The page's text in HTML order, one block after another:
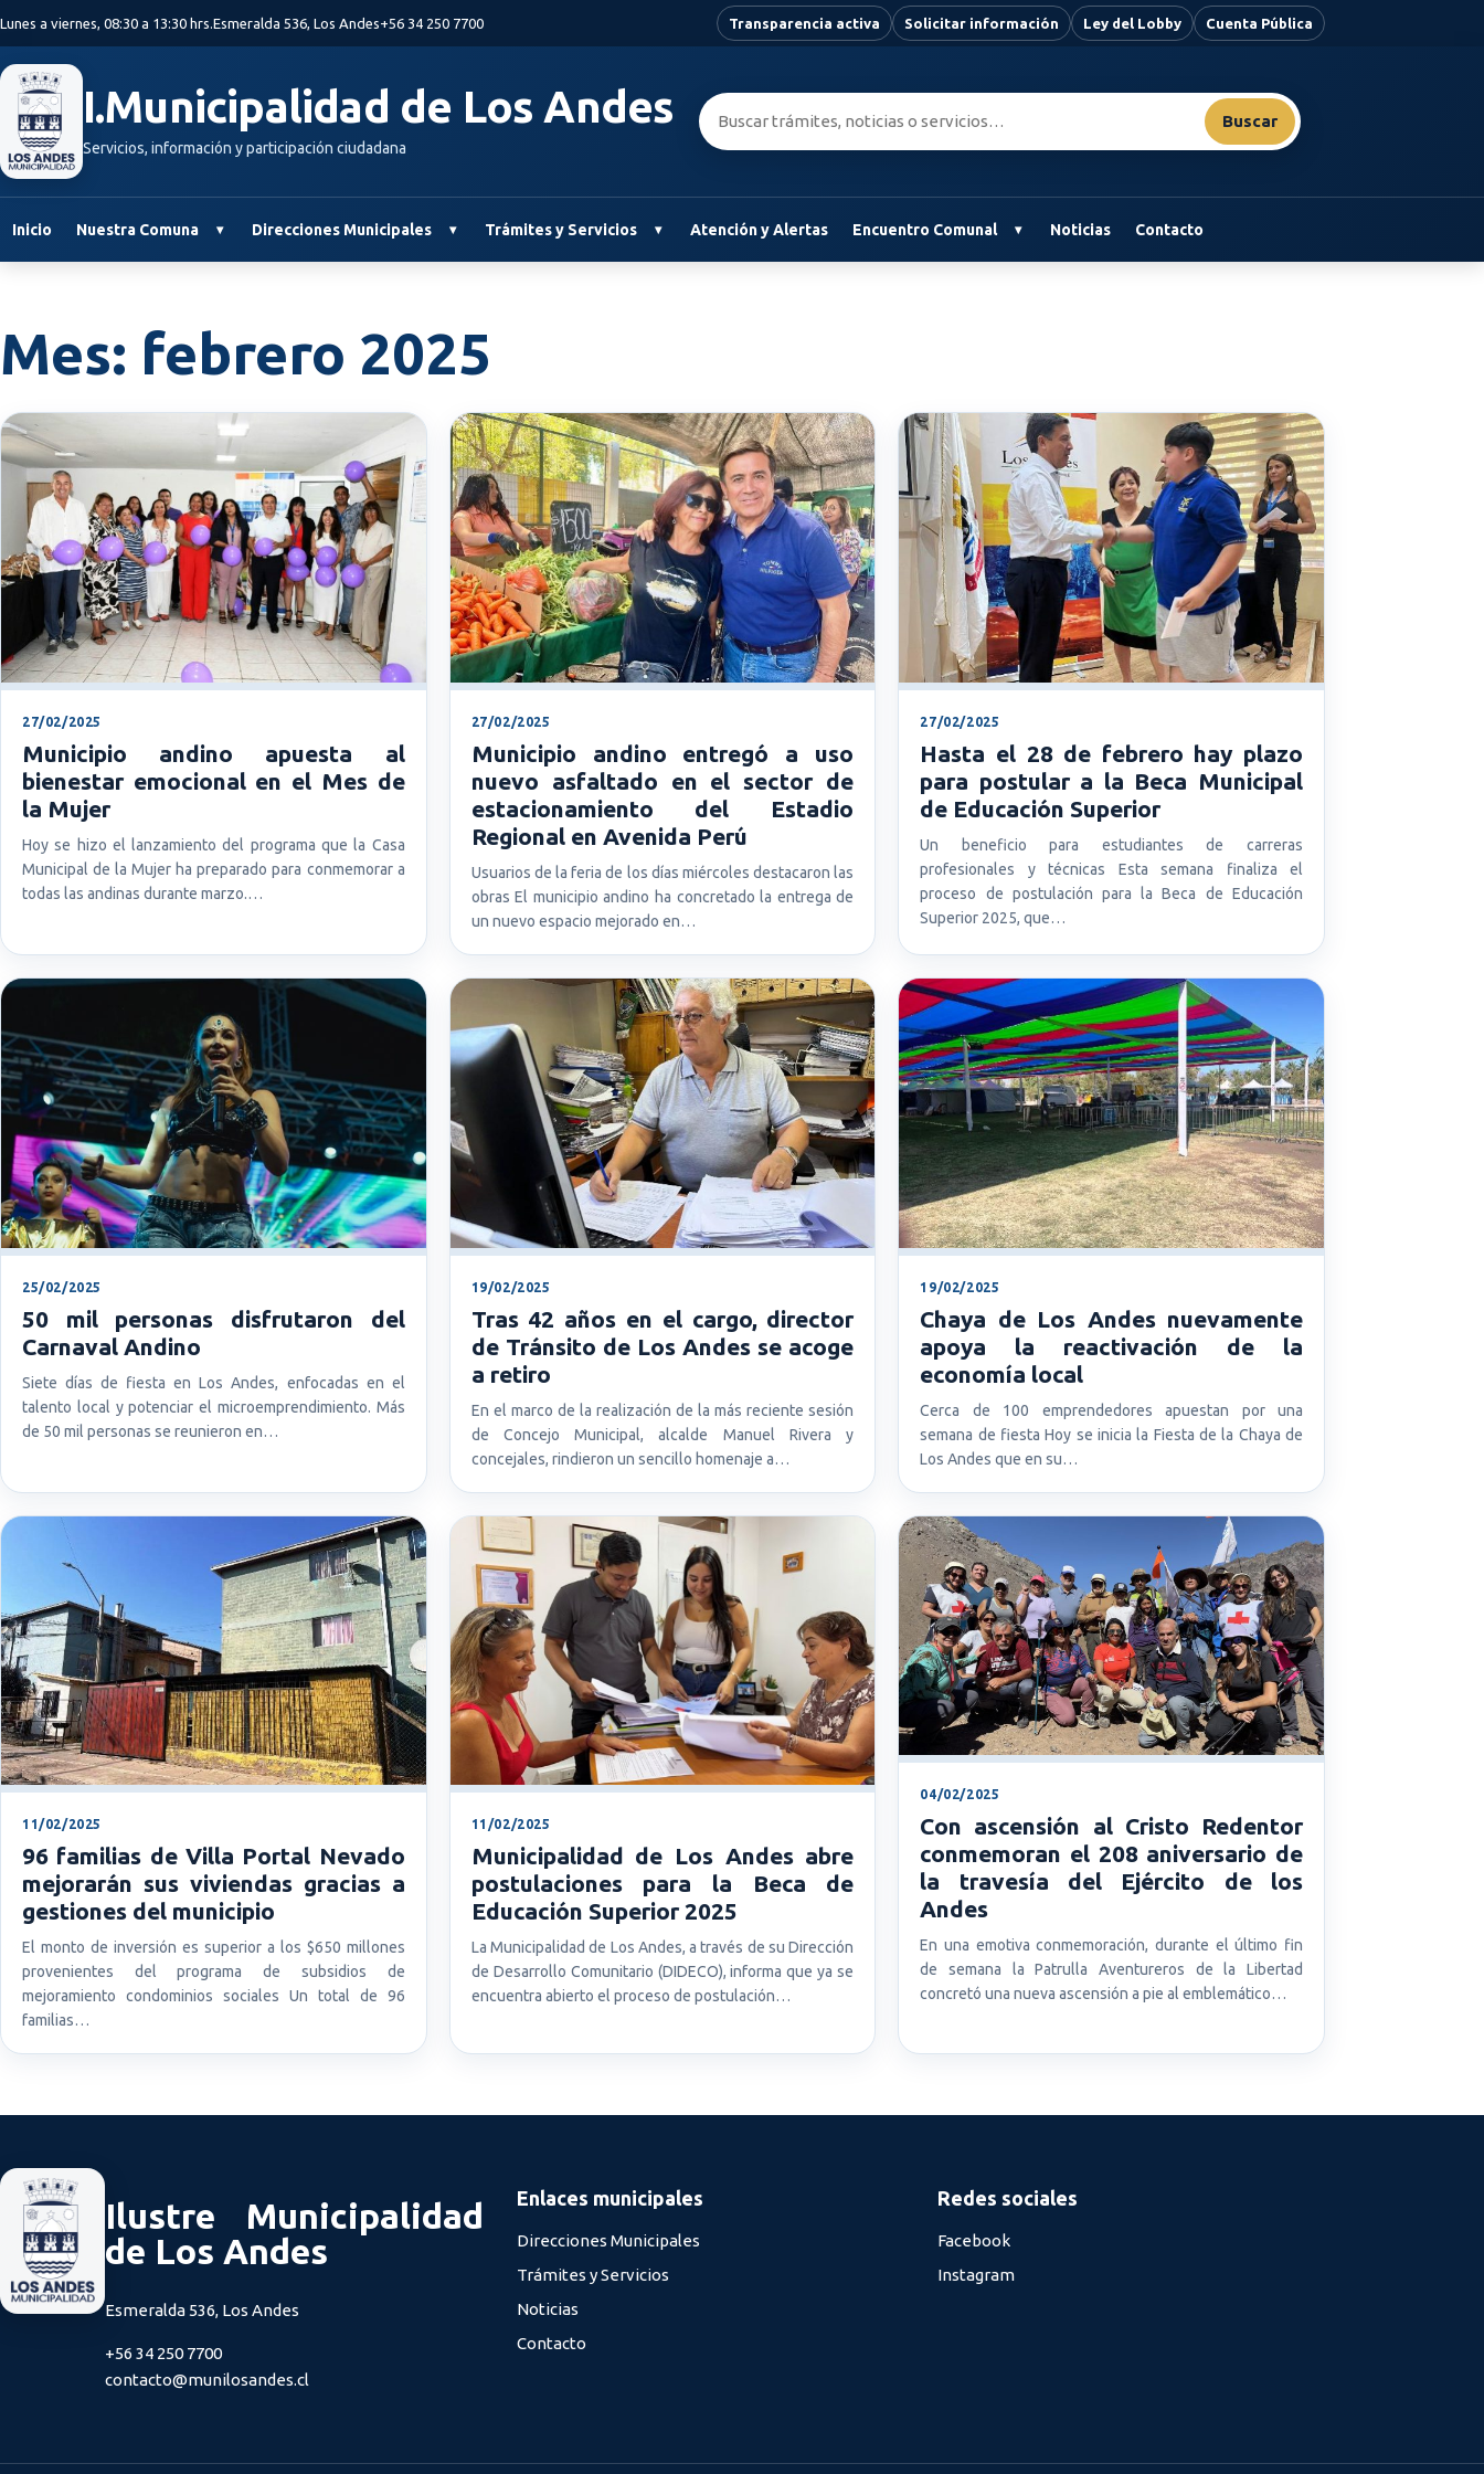
Lunes a viernes, 08:30 a 13:30 hrs.Esmeralda 536, Los Andes+56 34 250 7700 Transparencia activa Solicitar información Ley del Lobby Cuenta Pública
I.Municipalidad de Los Andes
Servicios, información y participación ciudadana
Buscar:
Buscar
Inicio Nuestra Comuna Direcciones Municipales Trámites y Servicios Atención y Alertas Encuentro Comunal Noticias Contacto
Mes: febrero 2025
27/02/2025
Municipio andino apuesta al
bienestar emocional en el Mes de
la Mujer
Hoy se hizo el lanzamiento del programa que la Casa
Municipal de la Mujer ha preparado para conmemorar a
todas las andinas durante marzo.…
27/02/2025
Municipio andino entregó a uso
nuevo asfaltado en el sector de
estacionamiento del Estadio
Regional en Avenida Perú
Usuarios de la feria de los días miércoles destacaron las
obras El municipio andino ha concretado la entrega de
un nuevo espacio mejorado en…
27/02/2025
Hasta el 28 de febrero hay plazo
para postular a la Beca Municipal
de Educación Superior
Un beneficio para estudiantes de carreras
profesionales y técnicas Esta semana finaliza el
proceso de postulación para la Beca de Educación
Superior 2025, que…
25/02/2025
50 mil personas disfrutaron del
Carnaval Andino
Siete días de fiesta en Los Andes, enfocadas en el
talento local y potenciar el microemprendimiento. Más
de 50 mil personas se reunieron en…
19/02/2025
Tras 42 años en el cargo, director
de Tránsito de Los Andes se acoge
a retiro
En el marco de la realización de la más reciente sesión
de Concejo Municipal, alcalde Manuel Rivera y
concejales, rindieron un sencillo homenaje a…
19/02/2025
Chaya de Los Andes nuevamente
apoya la reactivación de la
economía local
Cerca de 100 emprendedores apuestan por una
semana de fiesta Hoy se inicia la Fiesta de la Chaya de
Los Andes que en su…
11/02/2025
96 familias de Villa Portal Nevado
mejorarán sus viviendas gracias a
gestiones del municipio
El monto de inversión es superior a los $650 millones
provenientes del programa de subsidios de
mejoramiento condominios sociales Un total de 96
familias…
11/02/2025
Municipalidad de Los Andes abre
postulaciones para la Beca de
Educación Superior 2025
La Municipalidad de Los Andes, a través de su Dirección
de Desarrollo Comunitario (DIDECO), informa que ya se
encuentra abierto el proceso de postulación…
04/02/2025
Con ascensión al Cristo Redentor
conmemoran el 208 aniversario de
la travesía del Ejército de los
Andes
En una emotiva conmemoración, durante el último fin
de semana la Patrulla Aventureros de la Libertad
concretó una nueva ascensión a pie al emblemático…
Ilustre Municipalidad
de Los Andes
Esmeralda 536, Los Andes
+56 34 250 7700
contacto@munilosandes.cl
Enlaces municipales
Direcciones Municipales
Trámites y Servicios
Noticias
Contacto
Redes sociales
Facebook
Instagram